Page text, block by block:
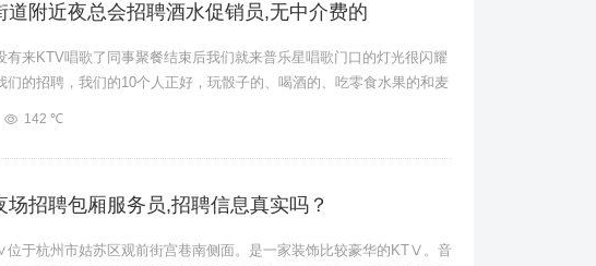
道附近夜总会招聘酒水促销员,无中介费的
来KTV唱歌了同事聚餐结束后我们就来普乐星唱歌门口的灯光很闪耀
们的招聘，我们的10个人正好，玩骰子的、喝酒的、吃零食水果的和麦
142 ℃
招聘包厢服务员,招聘信息真实吗？
杭州市姑苏区观前街宫巷南侧面。是一家装饰比较豪华的KTⅤ。音